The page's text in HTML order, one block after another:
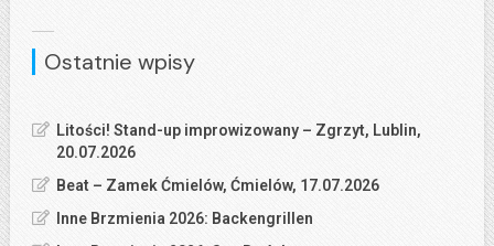
Ostatnie wpisy
Litości! Stand-up improwizowany – Zgrzyt, Lublin,
20.07.2026
Beat – Zamek Ćmielów, Ćmielów, 17.07.2026
Inne Brzmienia 2026: Backengrillen